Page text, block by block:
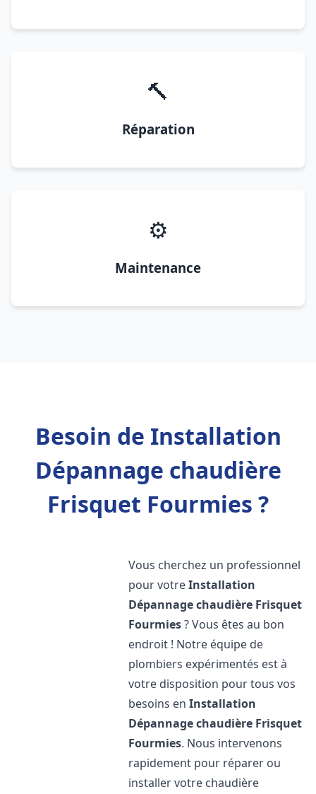
🔨
Réparation
⚙️
Maintenance
Besoin de Installation
Dépannage chaudière
Frisquet Fourmies ?
Vous cherchez un professionnel
pour votreInstallation
Dépannage chaudière Frisquet
Fourmies? Vous êtes au bon
endroit ! Notre équipe de
plombiers expérimentés est à
votre disposition pour tous vos
besoins enInstallation
Dépannage chaudière Frisquet
Fourmies. Nous intervenons
rapidement pour réparer ou
installer votre chaudière